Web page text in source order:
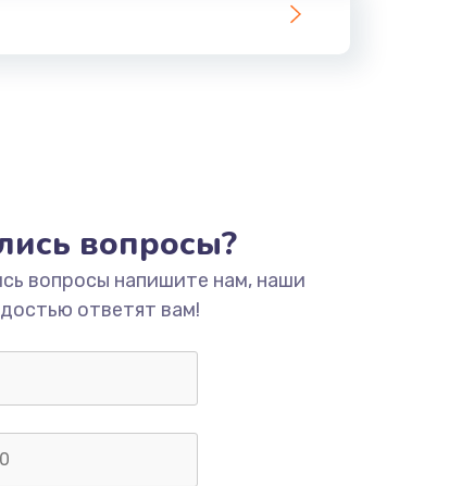
вопросы?
вопросы напишите нам, наши
ответят вам!